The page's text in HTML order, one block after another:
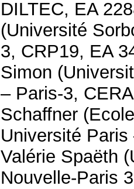
DILTEC, EA
(Université
3, CRP19, EA
Simon
– Paris-3,
Schaffner
Université
Valérie Spaëth
Nouvelle-Paris